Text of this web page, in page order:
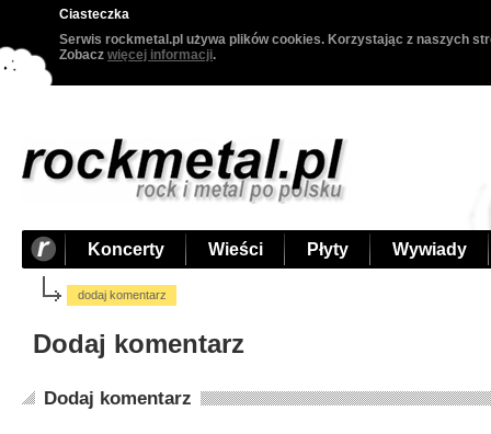
Ciasteczka
Serwis rockmetal.pl używa plików cookies. Korzystając z naszych
Zobacz więcej informacji.
Koncerty Wieści Płyty Wywiady
dodaj komentarz
Dodaj komentarz
Dodaj komentarz